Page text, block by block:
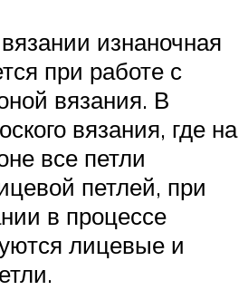
изнаночная
при работе с
вязания. В
вязания, где на
все петли
петлей, при
в процессе
лицевые и